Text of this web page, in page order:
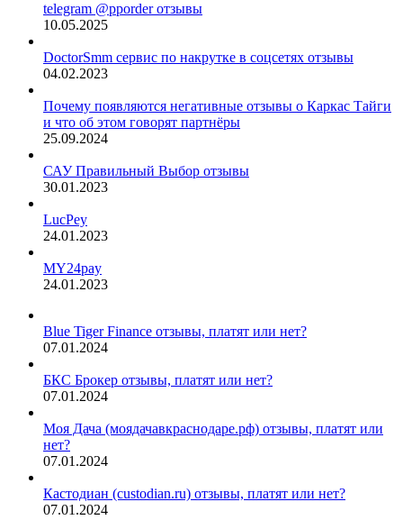
telegram @pporder отзывы
10.05.2025
DoctorSmm сервис по накрутке в соцсетях отзывы
04.02.2023
Почему появляются негативные отзывы о Каркас Тайги
и что об этом говорят партнёры
25.09.2024
САУ Правильный Выбор отзывы
30.01.2023
LucPey
24.01.2023
MY24pay
24.01.2023
Blue Tiger Finance отзывы, платят или нет?
07.01.2024
БКС Брокер отзывы, платят или нет?
07.01.2024
Моя Дача (моядачавкраснодаре.рф) отзывы, платят или
нет?
07.01.2024
Кастодиан (custodian.ru) отзывы, платят или нет?
07.01.2024